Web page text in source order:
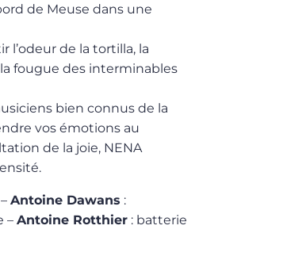
de Meuse dans une
l’odeur de la tortilla, la
fougue des interminables
bien connus de la
vos émotions au
de la joie, NENA
Antoine Dawans :
– Antoine Rotthier : batterie